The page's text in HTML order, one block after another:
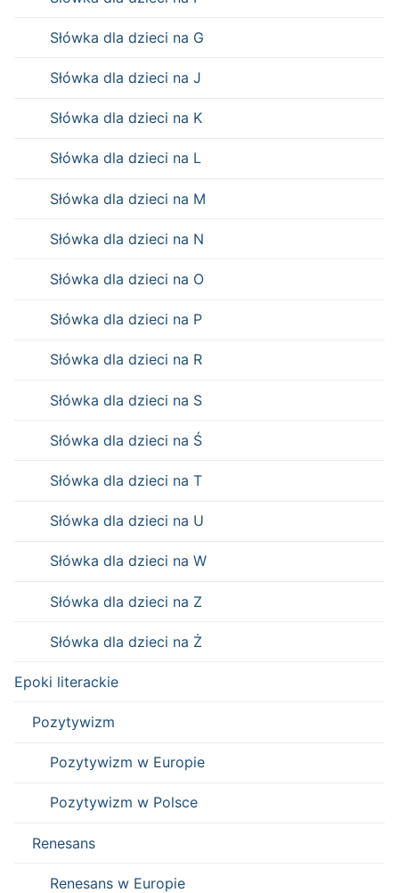
Słówka dla dzieci na G
Słówka dla dzieci na J
Słówka dla dzieci na K
Słówka dla dzieci na L
Słówka dla dzieci na M
Słówka dla dzieci na N
Słówka dla dzieci na O
Słówka dla dzieci na P
Słówka dla dzieci na R
Słówka dla dzieci na S
Słówka dla dzieci na Ś
Słówka dla dzieci na T
Słówka dla dzieci na U
Słówka dla dzieci na W
Słówka dla dzieci na Z
Słówka dla dzieci na Ż
Epoki literackie
Pozytywizm
Pozytywizm w Europie
Pozytywizm w Polsce
Renesans
Renesans w Europie